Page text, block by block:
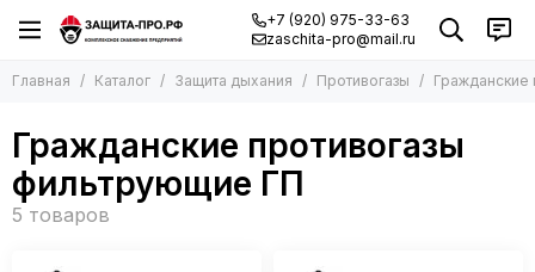
+7 (920) 975-33-63
zaschita-pro@mail.ru
Главная Каталог Защита дыхания Противогазы Гражданские
Гражданские противогазы
фильтрующие ГП